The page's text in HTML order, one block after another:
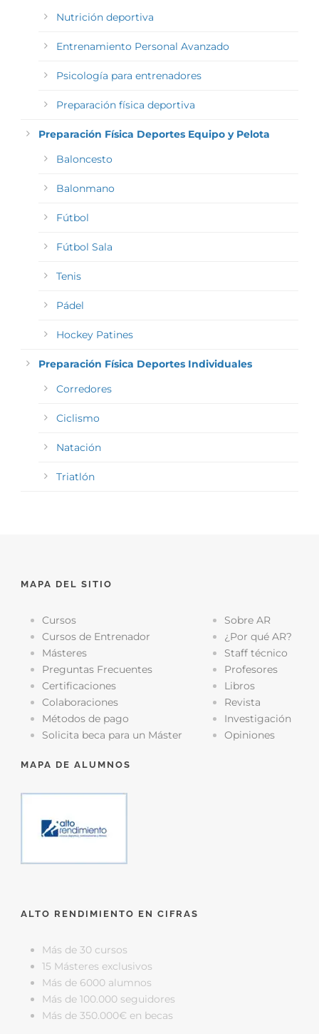
Nutrición deportiva
Entrenamiento Personal Avanzado
Psicología para entrenadores
Preparación física deportiva
Preparación Física Deportes Equipo y Pelota
Baloncesto
Balonmano
Fútbol
Fútbol Sala
Tenis
Pádel
Hockey Patines
Preparación Física Deportes Individuales
Corredores
Ciclismo
Natación
Triatlón
MAPA DEL SITIO
Cursos
Cursos de Entrenador
Másteres
Preguntas Frecuentes
Certificaciones
Colaboraciones
Métodos de pago
Solicita beca para un Máster
Sobre AR
¿Por qué AR?
Staff técnico
Profesores
Libros
Revista
Investigación
Opiniones
MAPA DE ALUMNOS
ALTO RENDIMIENTO EN CIFRAS
Más de 30 cursos
15 Másteres exclusivos
Más de 6000 alumnos
Más de 100.000 seguidores
Más de 350.000€ en becas